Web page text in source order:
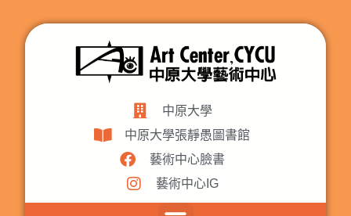
中原大學
中原大學張靜愚圖書館
藝術中心臉書
藝術中心IG